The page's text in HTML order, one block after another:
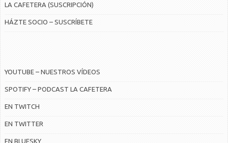
LA CAFETERA (SUSCRIPCIÓN)
HÁZTE SOCIO – SUSCRÍBETE
YOUTUBE – NUESTROS VÍDEOS
SPOTIFY – PODCAST LA CAFETERA
EN TWITCH
EN TWITTER
EN BLUESKY